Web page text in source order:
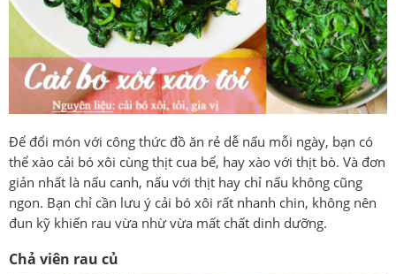
Để đổi món với công thức đồ ăn rẻ dễ nấu mỗi ngày, bạn có
thể xào cải bó xôi cùng thịt cua bể, hay xào với thịt bò. Và đơn
giản nhất là nấu canh, nấu với thịt hay chỉ nấu không cũng
ngon. Bạn chỉ cần lưu ý cải bó xôi rất nhanh chin, không nên
đun kỹ khiến rau vừa nhừ vừa mất chất dinh dưỡng.
Chả viên rau củ